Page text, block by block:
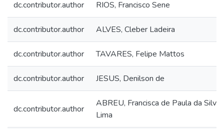
dc.contributor.author RIOS, Francisco Sene
dc.contributor.author ALVES, Cleber Ladeira
dc.contributor.author TAVARES, Felipe Mattos
dc.contributor.author JESUS, Denilson de
dc.contributor.author
ABREU, Francisca de Paula da Silva
Lima